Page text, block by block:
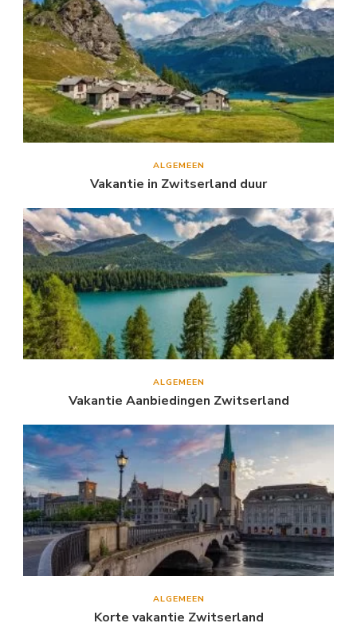
ALGEMEEN
Vakantie in Zwitserland duur
ALGEMEEN
Vakantie Aanbiedingen Zwitserland
ALGEMEEN
Korte vakantie Zwitserland